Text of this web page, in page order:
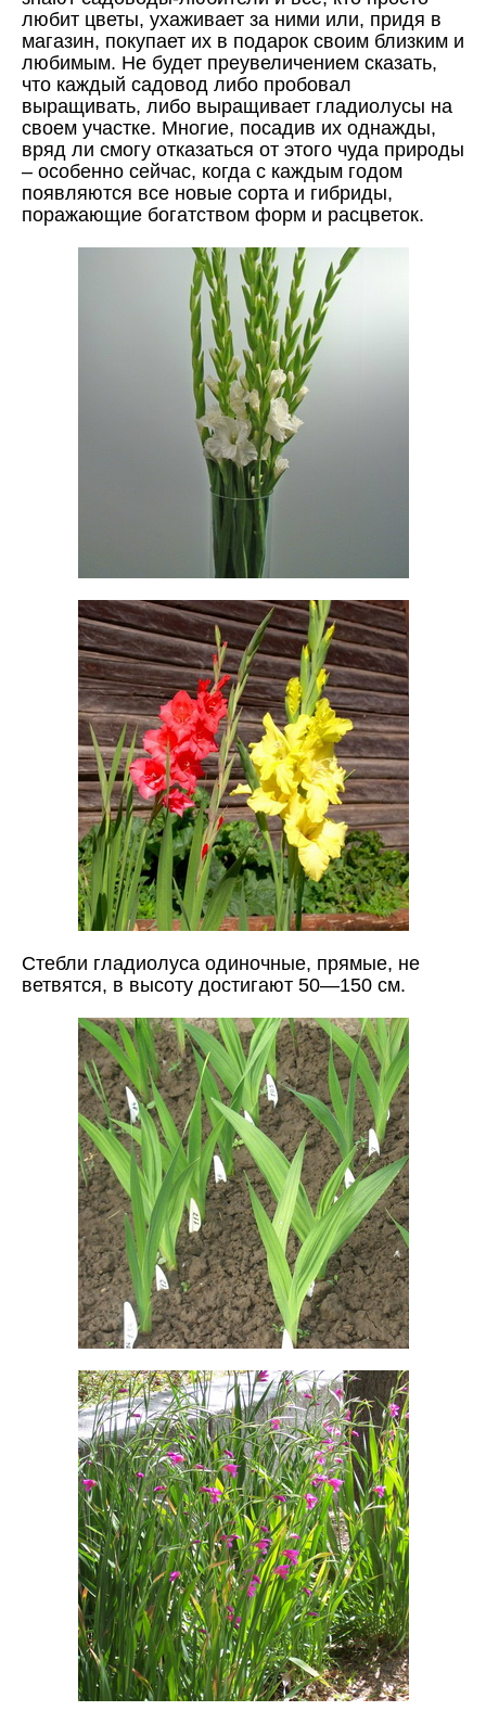
любит цветы, ухаживает за ними или, придя в
магазин, покупает их в подарок своим близким и
любимым. Не будет преувеличением сказать,
что каждый садовод либо пробовал
выращивать, либо выращивает гладиолусы на
своем участке. Многие, посадив их однажды,
вряд ли смогу отказаться от этого чуда природы
– особенно сейчас, когда с каждым годом
появляются все новые сорта и гибриды,
поражающие богатством форм и расцветок.
Стебли гладиолуса одиночные, прямые, не
ветвятся, в высоту достигают 50—150 см.